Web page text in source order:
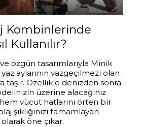
Kombinlerinde
Kullanılır?
özgün tasarımlarıyla Minik
aylarının vazgeçilmezi olan
taşır. Özellikle denizden sonra
üzerine alacağınız
vücut hatlarını örten bir
şıklığınızı tamamlayan
öne çıkar.